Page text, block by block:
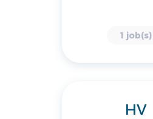
1 job(s)
HV